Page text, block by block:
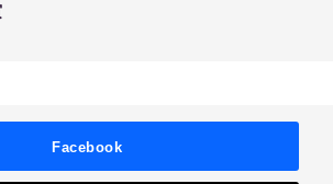
Facebook